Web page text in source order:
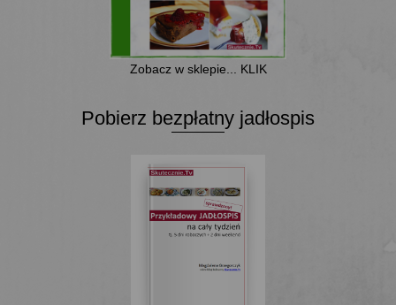
Zobacz w sklepie... KLIK
Pobierz bezpłatny jadłospis